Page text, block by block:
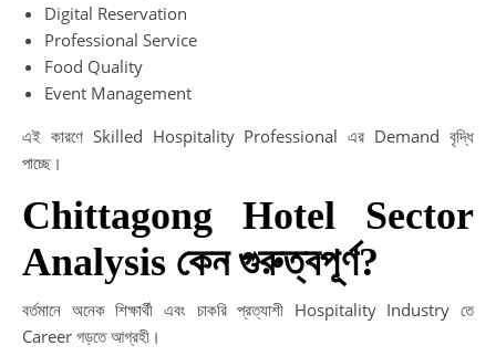
Digital Reservation
Professional Service
Food Quality
Event Management
এই কারণে Skilled Hospitality Professional এর Demand বৃদ্ধি
পাচ্ছে।
Chittagong Hotel Sector
Analysis কেন গুরুত্বপূর্ণ?
বর্তমানে অনেক শিক্ষার্থী এবং চাকরি প্রত্যাশী Hospitality Industry তে
Career গড়তে আগ্রহী।